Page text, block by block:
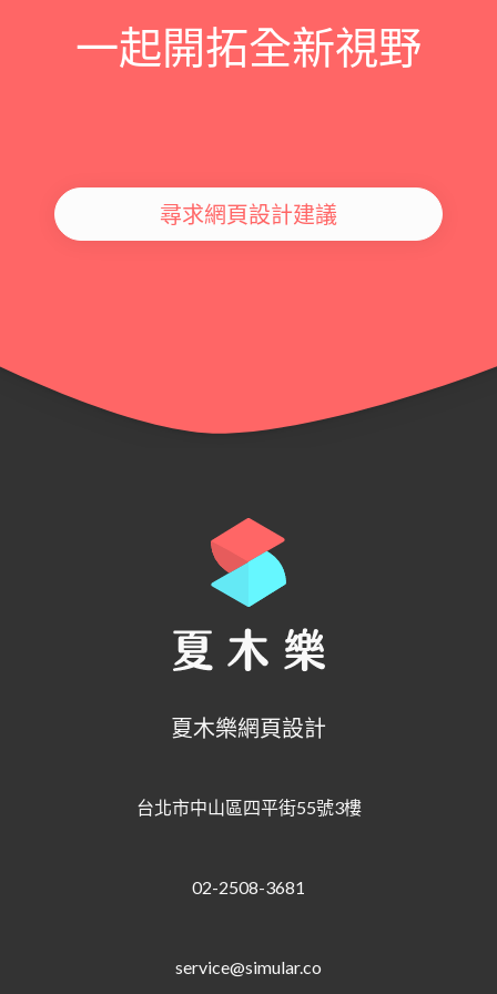
一起開拓全新視野
尋求網頁設計建議
夏木樂網頁設計
台北市中山區四平街55號3樓
02-2508-3681
service@simular.co